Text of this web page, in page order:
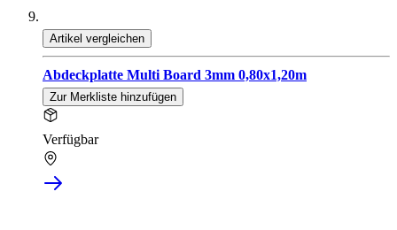
Artikel vergleichen
Abdeckplatte Multi Board 3mm 0,80x1,20m
Zur Merkliste hinzufügen
Verfügbar